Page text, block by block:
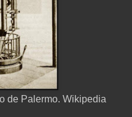
de Palermo. Wikipedia